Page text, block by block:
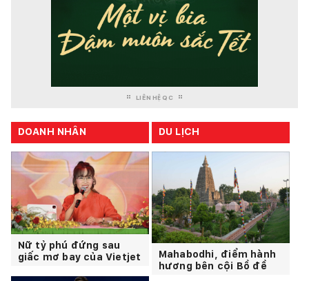
LIÊN HỆ QC
DOANH NHÂN
Nữ tỷ phú đứng sau
giấc mơ bay của Vietjet
DU LỊCH
Mahabodhi, điểm hành
hương bên cội Bồ đề